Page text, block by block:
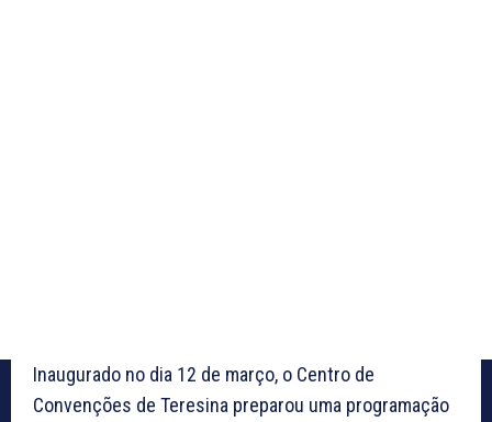
Inaugurado no dia 12 de março, o Centro de
Convenções de Teresina preparou uma programação